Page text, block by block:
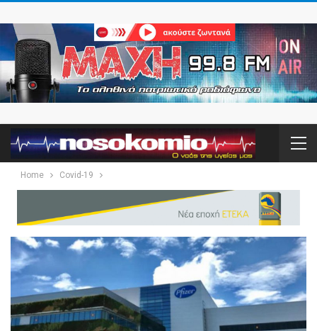
Home Covid-19